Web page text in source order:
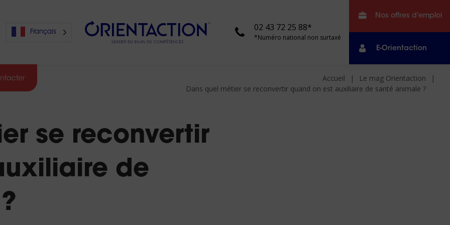
Français 02 43 72 25 88*
*Numéro national non surtaxé
Nos offres d'emploi
E-Orientaction
Accueil
Le mag Orientaction
Dans quel métier se reconvertir quand on est auxiliaire de santé animale ?
se reconvertir
de